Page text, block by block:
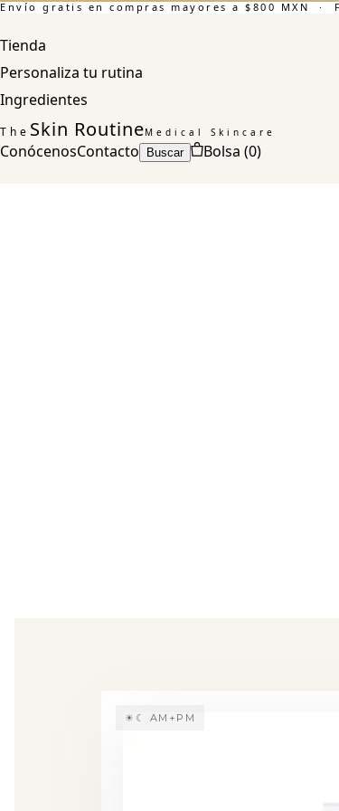
Envío gratis en compras mayores a $800 MXN
Tienda
Personaliza tu rutina
Ingredientes
The Skin RoutineMedical Skincare
ConócenosContacto Buscar Bolsa (0)
☀☾ AM+PM